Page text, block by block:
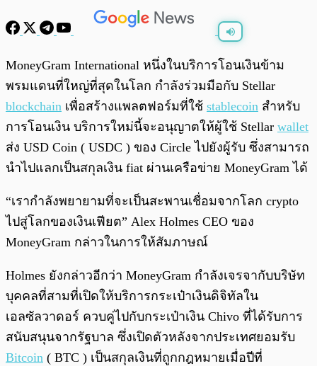
0:00 /0:00
MoneyGram International หนึ่งในบริการโอนเงินข้าม
พรมแดนที่ใหญ่ที่สุดในโลก กำลังร่วมมือกับ Stellar
blockchain เพื่อสร้างแพลตฟอร์มที่ใช้ stablecoin สำหรับ
การโอนเงิน บริการใหม่นี้จะอนุญาตให้ผู้ใช้ Stellar wallet
ส่ง USD Coin ( USDC ) ของ Circle ไปยังผู้รับ ซึ่งสามารถ
นำไปแลกเป็นสกุลเงิน fiat ผ่านเครือข่าย MoneyGram ได้
“เรากำลังพยายามที่จะเป็นสะพานเชื่อมจากโลก crypto
ไปสู่โลกของเงินเฟียต” Alex Holmes CEO ของ
MoneyGram กล่าวในการให้สัมภาษณ์
Holmes ยังกล่าวอีกว่า MoneyGram กำลังเจรจากับบริษัท
บุคคลที่สามที่เปิดให้บริการกระเป๋าเงินดิจิทัลใน
เอลซัลวาดอร์ ควบคู่ไปกับกระเป๋าเงิน Chivo ที่ได้รับการ
สนับสนุนจากรัฐบาล ซึ่งเปิดตัวหลังจากประเทศยอมรับ
Bitcoin ( BTC ) เป็นสกุลเงินที่ถูกกฎหมายเมื่อปีที่